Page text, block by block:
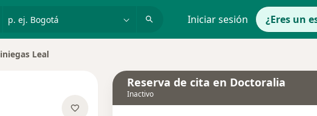
p. ej. Bogotá Iniciar sesión ¿Eres un
Leal
Reserva de cita en Doctoralia
Inactivo